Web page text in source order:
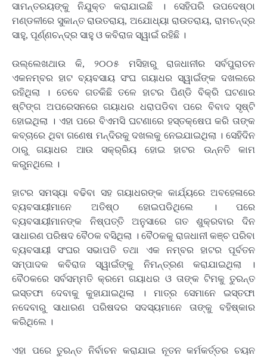
ସାମନ୍ତରୟଙ୍କୁ ନିଯୁକ୍ତ କରାଯାଇଛି । ସେହିପରି ଉପଦେଷ୍ଠା
ମଣ୍ଡଳୀରେ ସୁକାନ୍ତ ରାଉତରାୟ, ଅଯୋଧ୍ୟା ରାଉତରାୟ, ରାମଚନ୍ଦ୍ର
ସାହୁ, ପୂର୍ଣ୍ଣଚନ୍ଦ୍ର ସାହୁ ଓ କବିରାଜ ସ୍ୱାଇଁ ରହିଛି ।
ଉଲ୍ଲେଖଥାଉ କି, ୨୦୦୫ ମସିହାରୁ ରାଜଧାନୀର ସର୍ବପୁରାତନ
ଏକନମ୍ବର ହାଟ ବ୍ୟବସାୟ ସଂଘ ଗୟାଧର ସ୍ୱାଇଁଙ୍କ ଦଖଲରେ
ରହିଥିଲା । ତେବେ ଗତକିଛି ତଳେ ହାଟର ପିଣ୍ଡି ବିକ୍ରି ଘଟଣାର
ଷ୍ଟିଙ୍ଗ ଅପରେସନରେ ଗୟାଧର ଧରାପଡିବା ପରେ ବିବାଦ ସୃଷ୍ଟି
ହୋଇଥିଲା । ଏହା ପରେ ବିଏମସି ଘଟଣାରେ ହସ୍ତକ୍ଷେପ କରି ତାଙ୍କ
କବ୍ଚାରେ ଥିବା ଗଣେଷ ମନ୍ଦିରକୁ ଦଖଲକୁ ନେଇଯାଇଥିଲା । ସେହିଦିନ
ଠାରୁ ଗୟାଧର ଆଉ ସକ୍ର୍ରିୟ ହୋଇ ହାଟର ଉନ୍ନତି କାମ
କରୁନଥିଲେ ।
ହାଟର ସମସ୍ୟା ବଢିବା ସହ ଗୟାଧରଙ୍କ କାର୍ଯ୍ୟରେ ଅବହେଳାରେ
ବ୍ୟବସାୟୀମାନେ ଅତିଷ୍ଠ ହୋଇପଡିଥିଲେ । ପରେ
ବ୍ୟବସାୟୀମାନଙ୍କ ନିଷ୍ପତ୍ତି ଅନୁସାରେ ଗତ ଶୁକ୍ରବାର ଦିନ
ସାଧାରଣ ପରିଷଦ ବୈଠକ ବସିଥିଲା । ବୈଠକକୁ ରାଜଧାନୀ କଞ୍ଚ ପରିବା
ବ୍ୟବସାୟୀ ସଂଘର ସଭାପତି ତଥା ଏକ ନମ୍ବର ହାଟର ପୂର୍ବତନ
ସମ୍ପାଦକ କବିରାଜ ସ୍ୱାଇଁଙ୍କୁ ନିମନ୍ତ୍ରଣ କରାଯାଇଥିଲା ।
ବୈଠକରେ ସର୍ବସମ୍ମତି କ୍ରମେ ଗୟାଧର ଓ ତାଙ୍କ ଟିମକୁ ତୁରନ୍ତ
ଇସ୍ତଫା ଦେବାକୁ କୁହାଯାଇଥିଲା । ମାତ୍ର ସେମାନେ ଇସ୍ତଫା
ନଦେବାରୁ ସାଧାରଣ ପରିଷଦର ସଦସ୍ୟମାନେ ତାଙ୍କୁ ବହିଷ୍କାର
କରିଥିଲେ ।
ଏହା ପରେ ତୁରନ୍ତ ନିର୍ବାଚନ କରାଯାଇ ନୂତନ କର୍ମକର୍ତ୍ତର ଚୟନ